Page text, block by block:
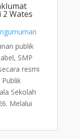
Wates
publik
SMP
resmi
Sekolah
Melalui